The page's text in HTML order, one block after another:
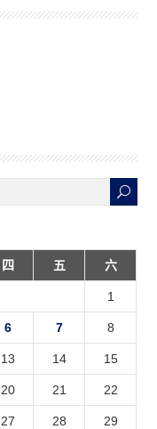
四 五 六
1
6 7 8
13 14 15
20 21 22
27 28 29